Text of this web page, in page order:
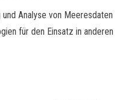
Analyse von Meeresdaten
für den Einsatz in anderen